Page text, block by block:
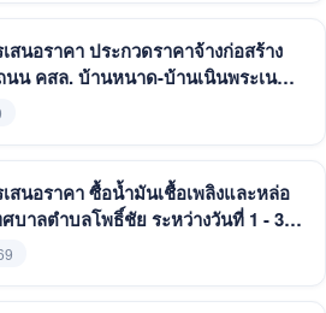
ดราคาจ้างก่อสร้าง
นน คสล. บ้านหนาด-บ้านเนินพระเนาว์
019 ระยะที่ 1 ฯ พร้อมลูกรังไหล่ทาง
นพลังงานแสงอาทิตย์แบบประกอบใน
สนอราคา ซื้อน้ำมันเชื้อเพลิงและหล่อ
บาลตำบลโพธิ์ชัย ระหว่างวันที่ 1 - 30
ธีเฉพาะเจาะจง